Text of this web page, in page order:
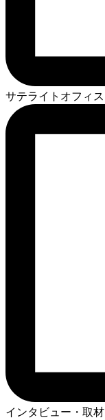
サテライトオフィス
インタビュー・取材